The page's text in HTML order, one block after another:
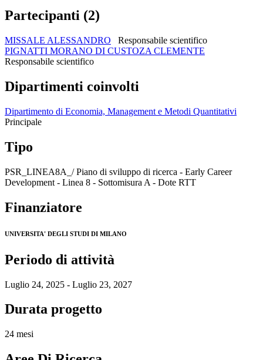
Partecipanti (2)
MISSALE ALESSANDRO
Responsabile scientifico
PIGNATTI MORANO DI CUSTOZA CLEMENTE
Responsabile scientifico
Dipartimenti coinvolti
Dipartimento di Economia, Management e Metodi Quantitativi
Principale
Tipo
PSR_LINEA8A_/ Piano di sviluppo di ricerca - Early Career
Development - Linea 8 - Sottomisura A - Dote RTT
Finanziatore
UNIVERSITA' DEGLI STUDI DI MILANO
Periodo di attività
Luglio 24, 2025 - Luglio 23, 2027
Durata progetto
24 mesi